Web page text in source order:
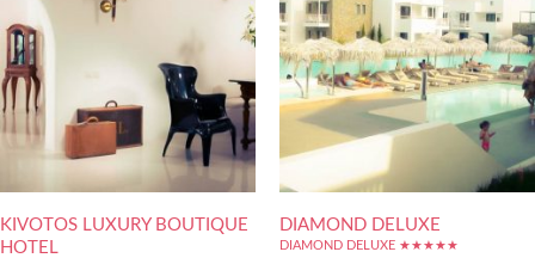
KIVOTOS LUXURY BOUTIQUE
HOTEL
DIAMOND DELUXE
DIAMOND DELUXE ★★★★★